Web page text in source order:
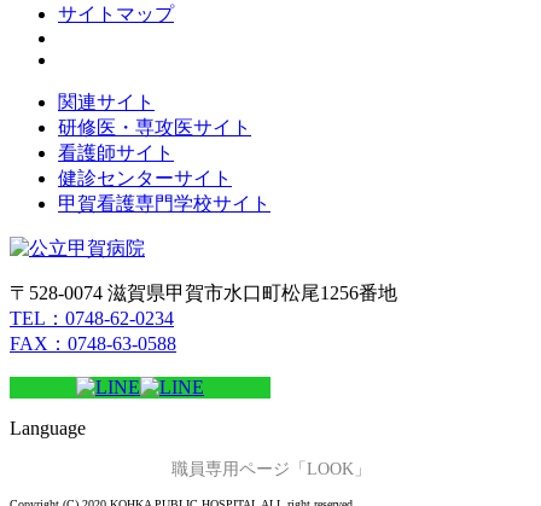
サイトマップ
関連サイト
研修医・専攻医サイト
看護師サイト
健診センターサイト
甲賀看護専門学校サイト
〒528-0074 滋賀県甲賀市水口町松尾1256番地
TEL：0748-62-0234
FAX：0748-63-0588
Language
職員専用ページ「LOOK」